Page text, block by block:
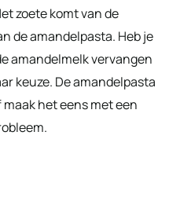
zoete komt van de
de amandelpasta. Heb je
amandelmelk vervangen
keuze. De amandelpasta
het eens met een